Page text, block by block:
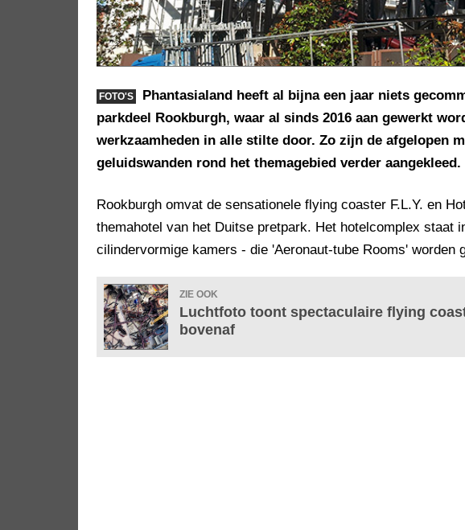
FOTO'S
Phantasialand heeft al bijna een jaar niets
parkdeel Rookburgh, waar al sinds 2016 aan gewerkt
werkzaamheden in alle stilte door. Zo zijn de afgelopen
geluidswanden rond het themagebied verder aangekleed.
Rookburgh omvat de sensationele flying coaster F.L.Y. en
themahotel van het Duitse pretpark. Het hotelcomplex staat
cilindervormige kamers - die 'Aeronaut-tube Rooms' worden
ZIE OOK
Luchtfoto toont spectaculaire flying
bovenaf